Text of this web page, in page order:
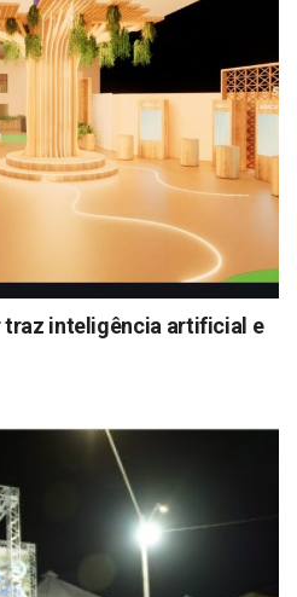
traz inteligência artificial e